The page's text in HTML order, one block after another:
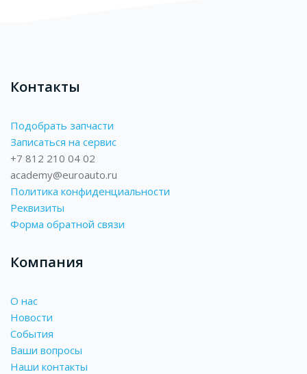
Контакты
Подобрать запчасти
Записаться на сервис
+7 812 210 04 02
academy@euroauto.ru
Политика конфиденциальности
Реквизиты
Форма обратной связи
Компания
О нас
Новости
События
Ваши вопросы
Наши контакты